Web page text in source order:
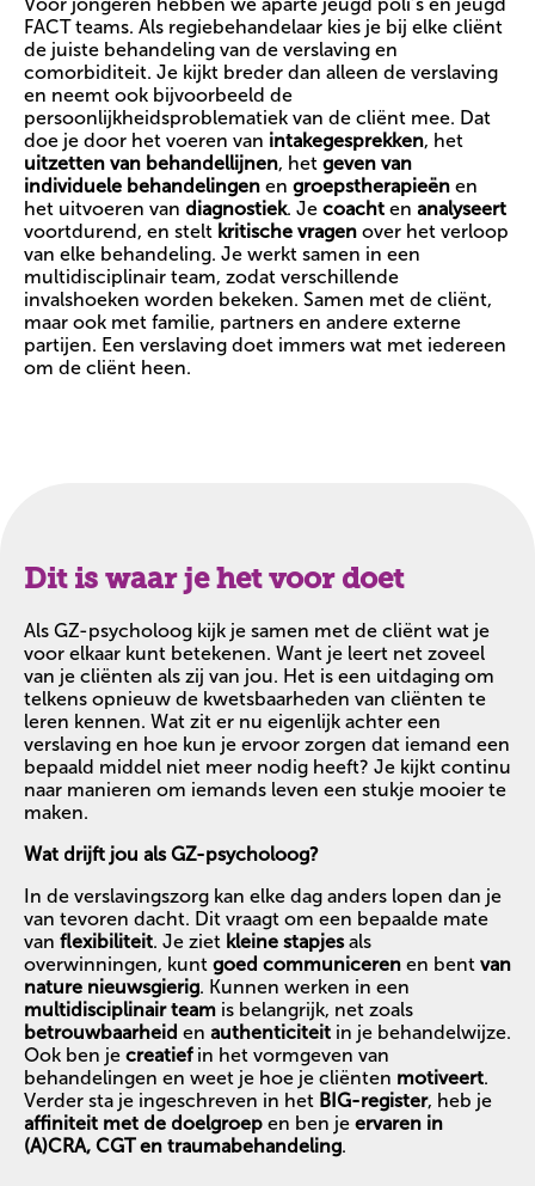
FACT teams. Als regiebehandelaar kies je bij elke cliënt
de juiste behandeling van de verslaving en
comorbiditeit. Je kijkt breder dan alleen de verslaving
en neemt ook bijvoorbeeld de
persoonlijkheidsproblematiek van de cliënt mee. Dat
doe je door het voeren van intakegesprekken, het
uitzetten van behandellijnen, het geven van
individuele behandelingen en groepstherapieën en
het uitvoeren van diagnostiek. Je coacht en analyseert
voortdurend, en stelt kritische vragen over het verloop
van elke behandeling. Je werkt samen in een
multidisciplinair team, zodat verschillende
invalshoeken worden bekeken. Samen met de cliënt,
maar ook met familie, partners en andere externe
partijen. Een verslaving doet immers wat met iedereen
om de cliënt heen.
Dit is waar je het voor doet
Als GZ-psycholoog kijk je samen met de cliënt wat je
voor elkaar kunt betekenen. Want je leert net zoveel
van je cliënten als zij van jou. Het is een uitdaging om
telkens opnieuw de kwetsbaarheden van cliënten te
leren kennen. Wat zit er nu eigenlijk achter een
verslaving en hoe kun je ervoor zorgen dat iemand een
bepaald middel niet meer nodig heeft? Je kijkt continu
naar manieren om iemands leven een stukje mooier te
maken.
Wat drijft jou als GZ-psycholoog?
In de verslavingszorg kan elke dag anders lopen dan je
van tevoren dacht. Dit vraagt om een bepaalde mate
van flexibiliteit. Je ziet kleine stapjesals
overwinningen, kunt goed communiceren en bent van
nature nieuwsgierig. Kunnen werken in een
multidisciplinair team is belangrijk, net zoals
betrouwbaarheid en authenticiteit in je behandelwijze.
Ook ben je creatiefin het vormgeven van
behandelingen en weet je hoe je cliënten motiveert.
Verder sta je ingeschreven in het BIG-register, heb je
affiniteit met de doelgroep en ben je ervaren in
(A)CRA, CGT en traumabehandeling.